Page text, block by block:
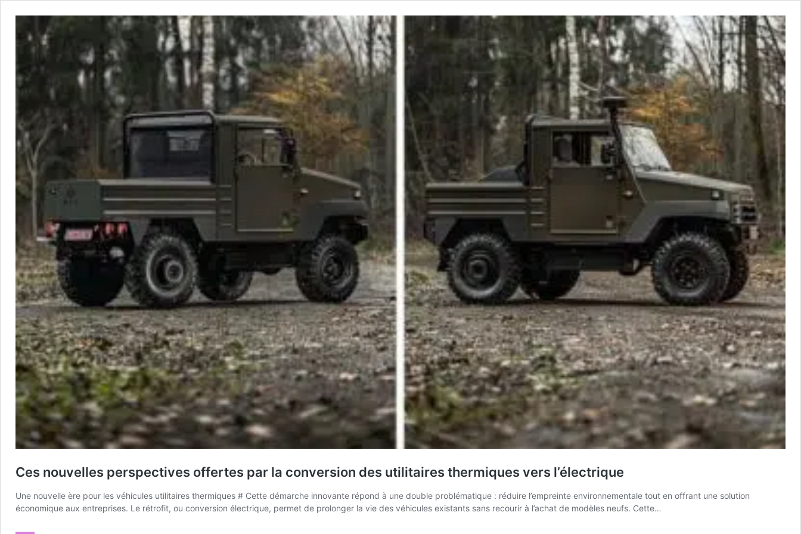
Ces nouvelles perspectives offertes par la conversion des utilitaires thermiques vers l’électrique
Une nouvelle ère pour les véhicules utilitaires thermiques # Cette démarche innovante répond à une double problématique : réduire l’empreinte environnementale tout en offrant une solution
économique aux entreprises. Le rétrofit, ou conversion électrique, permet de prolonger la vie des véhicules existants sans recourir à l’achat de modèles neufs. Cette…